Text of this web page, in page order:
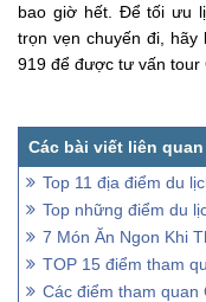
bao giờ hết. Để tối ưu
trọn vẹn chuyến đi, hãy
919 để được tư vấn tour
Top 11 địa điểm du lịch
Top những điểm du lịch
7 Món Ăn Ngon Khi Thăm
TOP 15 điểm tham quan
Các điểm tham quan